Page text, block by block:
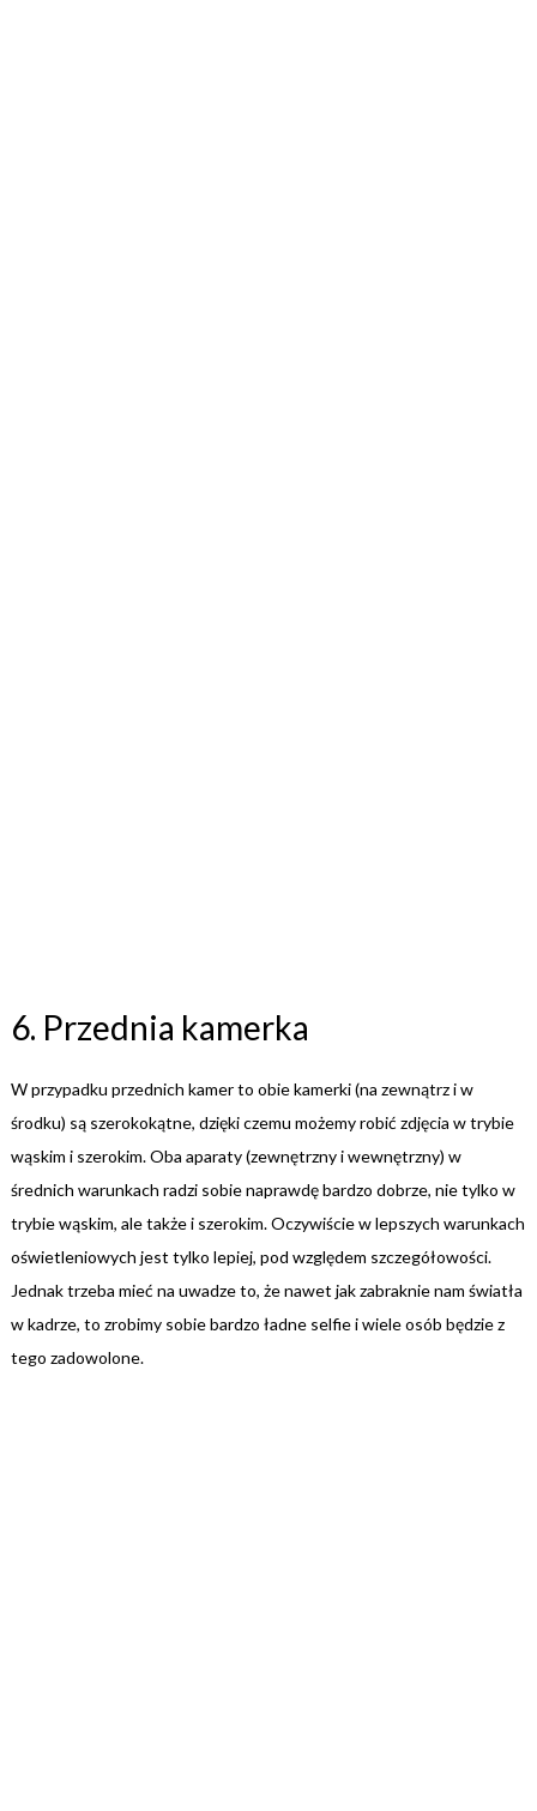
6. Przednia kamerka
W przypadku przednich kamer to obie kamerki (na zewnątrz i w
środku) są szerokokątne, dzięki czemu możemy robić zdjęcia w trybie
wąskim i szerokim. Oba aparaty (zewnętrzny i wewnętrzny) w
średnich warunkach radzi sobie naprawdę bardzo dobrze, nie tylko w
trybie wąskim, ale także i szerokim. Oczywiście w lepszych warunkach
oświetleniowych jest tylko lepiej, pod względem szczegółowości.
Jednak trzeba mieć na uwadze to, że nawet jak zabraknie nam światła
w kadrze, to zrobimy sobie bardzo ładne selfie i wiele osób będzie z
tego zadowolone.